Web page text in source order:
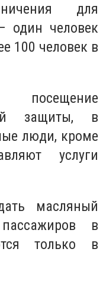
для
один человек
100 человек в
посещение
защиты, в
люди, кроме
услуги
масляный
в
только в